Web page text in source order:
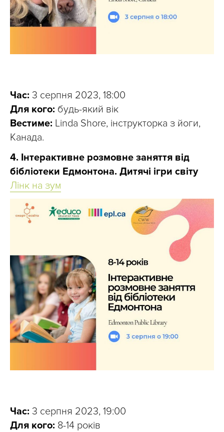
Час: 3 серпня 2023, 18:00
Для кого: будь-який вік
Вестиме: Linda Shore, інструкторка з йоги,
Канада.
4. Інтерактивне розмовне заняття від
бібліотеки Едмонтона. Дитячі ігри світу
Лінк на зум
Час: 3 серпня 2023, 19:00
Для кого: 8-14 років